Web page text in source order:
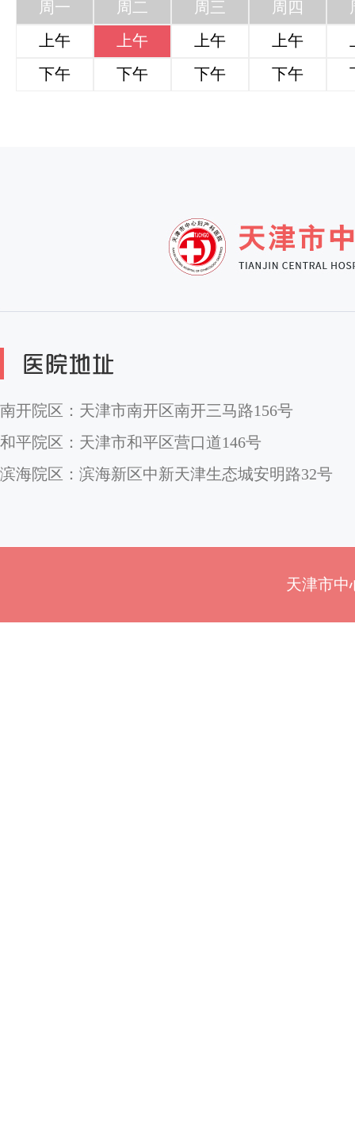
周一 周二 周三 周四
上午
上午 上午 上午
下午
下午 下午 下午
南开院区：天津市南开区南开三马路156号
和平院区：天津市和平区营口道146号
滨海院区：滨海新区中新天津生态城安明路32号
天津市中